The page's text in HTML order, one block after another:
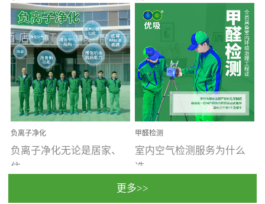
受温度、湿度、基质养
分、通风四个条件影响，
温暖潮湿、营养物质多、
通风缓慢的空间最易滋生
大量霉菌的...
装修完会有甲醛，其实汽
车的甲醛超标问题更为严
重。汽车的空间范围小，
配件、皮具、装饰多，这
些都是汽...
负离子净化
负离子净化无论是居家、
住...
甲醛检测
室内空气检测服务为什么
选...
更多>>